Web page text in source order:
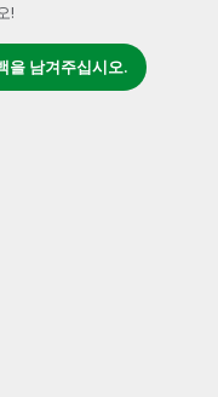
!
을 남겨주십시오.